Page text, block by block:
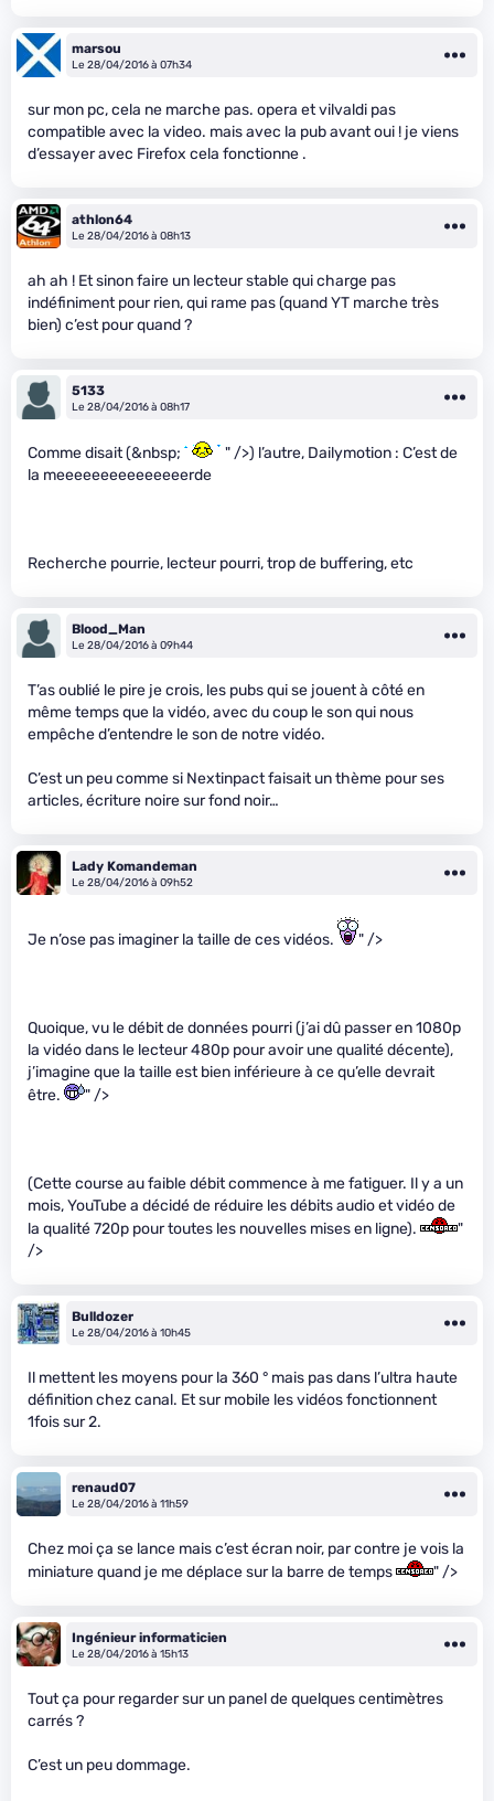
marsou
Le 28/04/2016 à 07h34
sur mon pc, cela ne marche pas. opera et vilvaldi pas
compatible avec la video. mais avec la pub avant oui ! je viens
d’essayer avec Firefox cela fonctionne .
athlon64
Le 28/04/2016 à 08h13
ah ah ! Et sinon faire un lecteur stable qui charge pas
indéfiniment pour rien, qui rame pas (quand YT marche très
bien) c’est pour quand ?
5133
Le 28/04/2016 à 08h17
Comme disait (&nbsp;
" />) l’autre, Dailymotion : C’est de
la meeeeeeeeeeeeeeerde
Recherche pourrie, lecteur pourri, trop de buffering, etc
Blood_Man
Le 28/04/2016 à 09h44
T’as oublié le pire je crois, les pubs qui se jouent à côté en
même temps que la vidéo, avec du coup le son qui nous
empêche d’entendre le son de notre vidéo.
C’est un peu comme si Nextinpact faisait un thème pour ses
articles, écriture noire sur fond noir…
Lady Komandeman
Le 28/04/2016 à 09h52
Je n’ose pas imaginer la taille de ces vidéos. " />
Quoique, vu le débit de données pourri (j’ai dû passer en 1080p
la vidéo dans le lecteur 480p pour avoir une qualité décente),
j’imagine que la taille est bien inférieure à ce qu’elle devrait
être.
" />
(Cette course au faible débit commence à me fatiguer. Il y a un
mois, YouTube a décidé de réduire les débits audio et vidéo de
la qualité 720p pour toutes les nouvelles mises en ligne).
"
/>
Bulldozer
Le 28/04/2016 à 10h45
Il mettent les moyens pour la 360 ° mais pas dans l’ultra haute
définition chez canal. Et sur mobile les vidéos fonctionnent
1fois sur 2.
renaud07
Le 28/04/2016 à 11h59
Chez moi ça se lance mais c’est écran noir, par contre je vois la
miniature quand je me déplace sur la barre de temps
" />
Ingénieur informaticien
Le 28/04/2016 à 15h13
Tout ça pour regarder sur un panel de quelques centimètres
carrés ?
C’est un peu dommage.